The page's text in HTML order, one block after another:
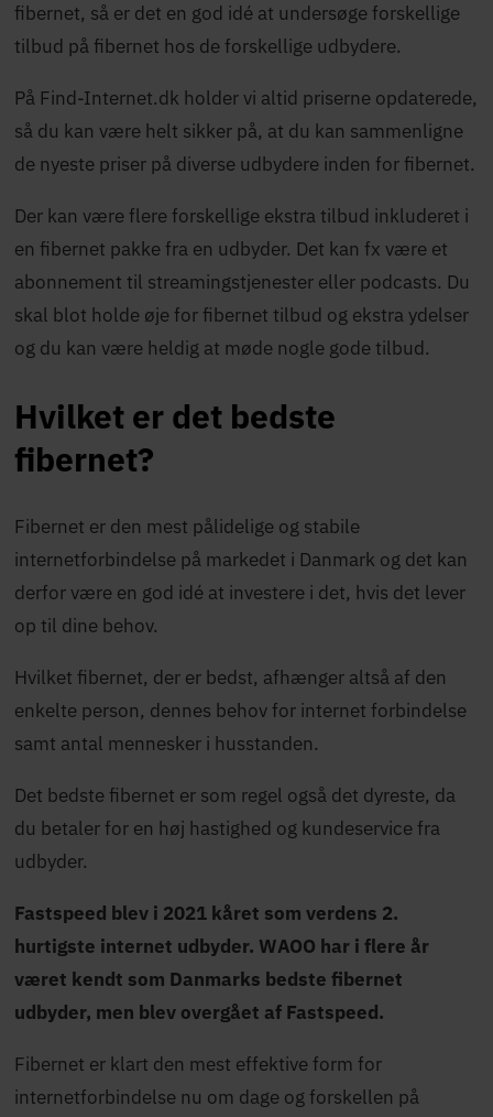
fibernet, så er det en god idé at undersøge forskellige
tilbud på fibernet hos de forskellige udbydere.
På Find-Internet.dk holder vi altid priserne opdaterede,
så du kan være helt sikker på, at du kan sammenligne
de nyeste priser på diverse udbydere inden for fibernet.
Der kan være flere forskellige ekstra tilbud inkluderet i
en fibernet pakke fra en udbyder. Det kan fx være et
abonnement til streamingstjenester eller podcasts. Du
skal blot holde øje for fibernet tilbud og ekstra ydelser
og du kan være heldig at møde nogle gode tilbud.
Hvilket er det bedste
fibernet?
Fibernet er den mest pålidelige og stabile
internetforbindelse på markedet i Danmark og det kan
derfor være en god idé at investere i det, hvis det lever
op til dine behov.
Hvilket fibernet, der er bedst, afhænger altså af den
enkelte person, dennes behov for internet forbindelse
samt antal mennesker i husstanden.
Det bedste fibernet er som regel også det dyreste, da
du betaler for en høj hastighed og kundeservice fra
udbyder.
Fastspeed blev i 2021 kåret som verdens 2.
hurtigste internet udbyder. WAOO har i flere år
været kendt som Danmarks bedste fibernet
udbyder, men blev overgået af Fastspeed.
Fibernet er klart den mest effektive form for
internetforbindelse nu om dage og forskellen på